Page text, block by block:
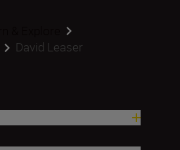
David Leaser